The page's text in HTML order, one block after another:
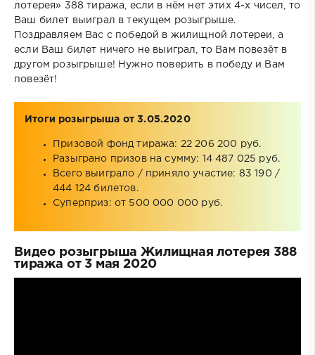
лотерея» 388 тиража, если в нём нет этих 4-х чисел, то
Ваш билет выиграл в текущем розыгрыше.
Поздравляем Вас с победой в жилищной лотереи, а
если Ваш билет ничего не выиграл, то Вам повезёт в
другом розыгрыше! Нужно поверить в победу и Вам
повезёт!
Итоги розыгрыша от 3.05.2020
Призовой фонд тиража: 22 206 200 руб.
Разыграно призов на сумму: 14 487 025 руб.
Всего выиграло / приняло участие: 83 190 /
444 124 билетов.
Суперприз: от 500 000 000 руб.
Видео розыгрыша Жилищная лотерея 388
тиража от 3 мая 2020